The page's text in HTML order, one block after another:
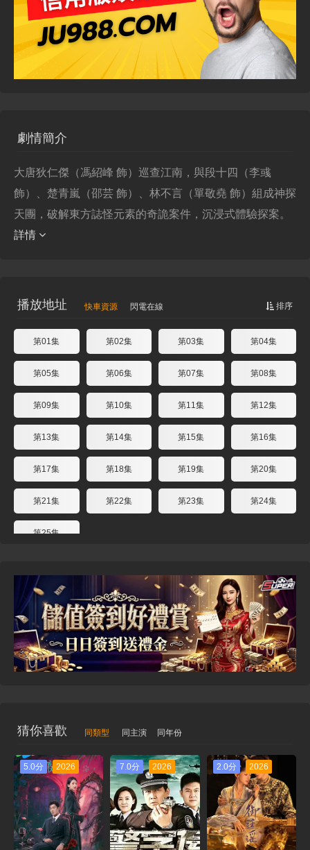
劇情簡介
大唐狄仁傑（馮紹峰 飾）巡查江南，與段十四（李彧
飾）、楚青嵐（邵芸 飾）、林不言（單敬堯 飾）組成神探
天團，破解東方誌怪元素的奇詭案件，沉浸式體驗探案。
詳情
排序
播放地址 快車資源 閃電在線
第01集 第02集 第03集 第04集
第05集 第06集 第07集 第08集
第09集 第10集 第11集 第12集
第13集 第14集 第15集 第16集
第17集 第18集 第19集 第20集
第21集 第22集 第23集 第24集
第25集
猜你喜歡 同類型 同主演 同年份
5.0分 2026 7.0分 2026 2.0分 2026